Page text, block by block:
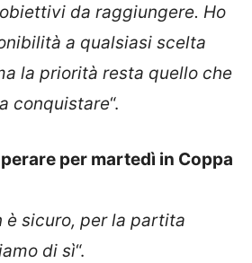
da raggiungere. Ho
a qualsiasi scelta
la priorità resta quello che
conquistare“.
per martedì in Coppa
è sicuro, per la partita
di sì“.